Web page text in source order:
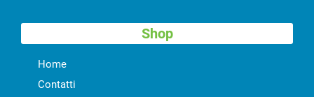
Shop
Home
Contatti